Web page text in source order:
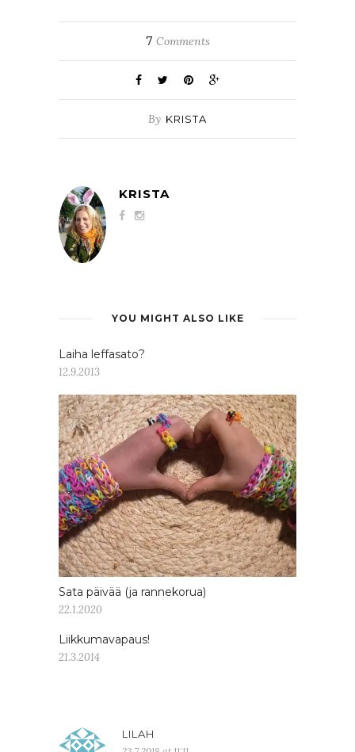
7 Comments
By KRISTA
KRISTA
YOU MIGHT ALSO LIKE
Laiha leffasato?
12.9.2013
Sata päivää (ja rannekorua)
22.1.2020
Liikkumavapaus!
21.3.2014
LILAH